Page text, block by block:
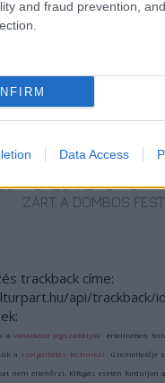
and fraud prevention,
Data Access
AZ EMBERSÉG ÜNNEPE
EMBERRÉ TETTE…”
ZÁRT A DOMBOS FEST
trackback címe:
api/trackback/
avonatkozó jogszabályok értelmében
a szolgáltatás technikai üzemeltetője
nem ellenőrzi. Kifogás esetén forduljon